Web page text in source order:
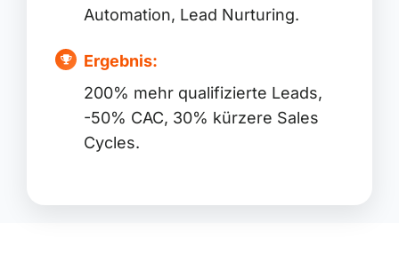
Automation, Lead Nurturing.
Ergebnis:
200% mehr qualifizierte Leads,
-50% CAC, 30% kürzere Sales
Cycles.